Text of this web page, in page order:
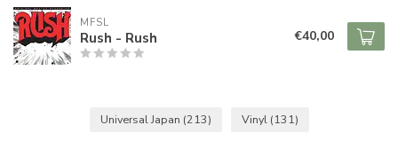
MFSL
Rush - Rush €40,00
Universal Japan (213) Vinyl (131)